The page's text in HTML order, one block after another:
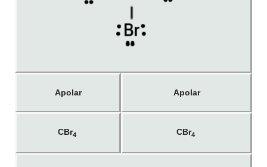
Apolar Apolar
CBr4 CBr4